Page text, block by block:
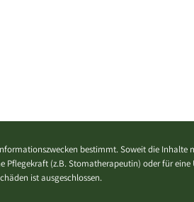
bestimmt. Soweit die
(z.B. Stomatherapeutin) oder für
ist ausgeschlossen.